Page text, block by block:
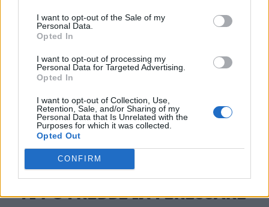
I want to opt-out of the Sale of my
Personal Data.
Opted In
I want to opt-out of processing my
Personal Data for Targeted Advertising.
Opted In
I want to opt-out of Collection, Use,
Retention, Sale, and/or Sharing of my
Personal Data that Is Unrelated with the
Purposes for which it was collected.
Opted Out
CONFIRM
TI POTREBBE INTERESSARE